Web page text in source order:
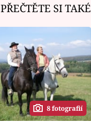
PŘEČTĚTE SI TAKÉ
8 fotografií